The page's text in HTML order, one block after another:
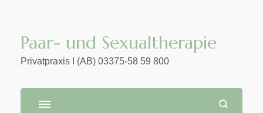
Paar- und Sexualtherapie
Privatpraxis I (AB) 03375-58 59 800